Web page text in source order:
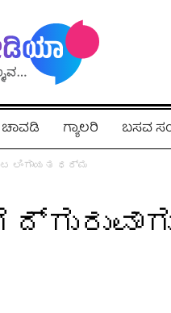
ಚಾವಡಿ ಗ್ಯಾಲರಿ ಬಸವ
ಲಿಂಗಾಯತ ಧರ್ಮ